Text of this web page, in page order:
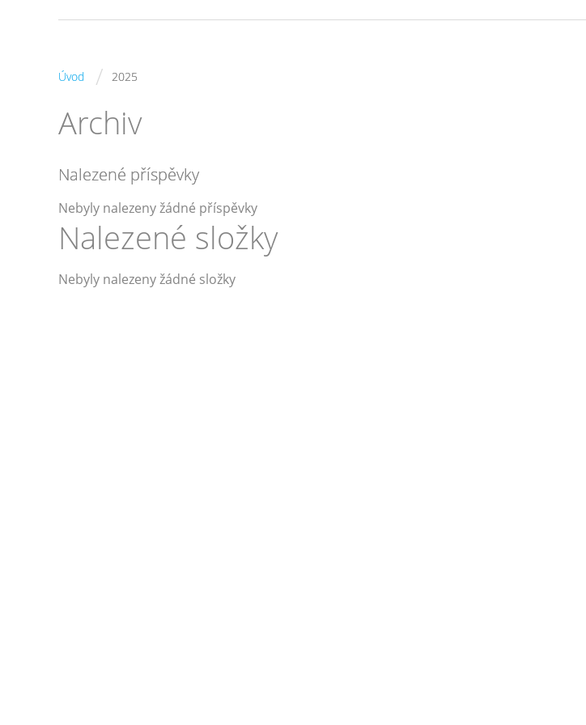
Úvod / 2025
Archiv
Nalezené příspěvky
Nebyly nalezeny žádné příspěvky
Nalezené složky
Nebyly nalezeny žádné složky